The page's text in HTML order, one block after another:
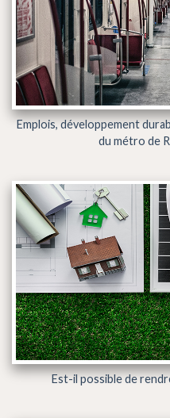
Emplois, développement
du métro de
Est-il possible de